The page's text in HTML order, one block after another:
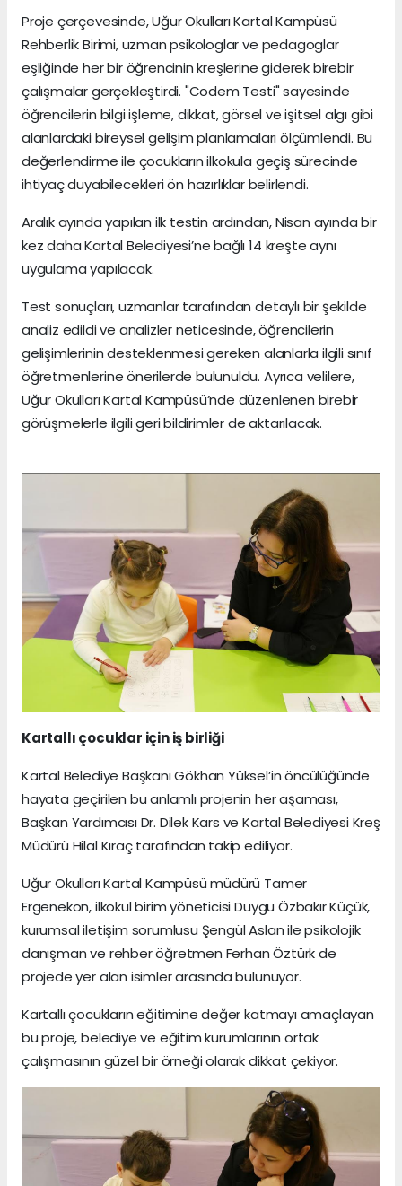
Proje çerçevesinde, Uğur Okulları Kartal Kampüsü
Rehberlik Birimi, uzman psikologlar ve pedagoglar
eşliğinde her bir öğrencinin kreşlerine giderek birebir
çalışmalar gerçekleştirdi. "Codem Testi" sayesinde
öğrencilerin bilgi işleme, dikkat, görsel ve işitsel algı gibi
alanlardaki bireysel gelişim planlamaları ölçümlendi. Bu
değerlendirme ile çocukların ilkokula geçiş sürecinde
ihtiyaç duyabilecekleri ön hazırlıklar belirlendi.
Aralık ayında yapılan ilk testin ardından, Nisan ayında bir
kez daha Kartal Belediyesi’ne bağlı 14 kreşte aynı
uygulama yapılacak.
Test sonuçları, uzmanlar tarafından detaylı bir şekilde
analiz edildi ve analizler neticesinde, öğrencilerin
gelişimlerinin desteklenmesi gereken alanlarla ilgili sınıf
öğretmenlerine önerilerde bulunuldu. Ayrıca velilere,
Uğur Okulları Kartal Kampüsü’nde düzenlenen birebir
görüşmelerle ilgili geri bildirimler de aktarılacak.
Kartallı çocuklar için iş birliği
Kartal Belediye Başkanı Gökhan Yüksel’in öncülüğünde
hayata geçirilen bu anlamlı projenin her aşaması,
Başkan Yardımcısı Dr. Dilek Kars ve Kartal Belediyesi Kreş
Müdürü Hilal Kıraç tarafından takip ediliyor.
Uğur Okulları Kartal Kampüsü müdürü Tamer
Ergenekon, ilkokul birim yöneticisi Duygu Özbakır Küçük,
kurumsal iletişim sorumlusu Şengül Aslan ile psikolojik
danışman ve rehber öğretmen Ferhan Öztürk de
projede yer alan isimler arasında bulunuyor.
Kartallı çocukların eğitimine değer katmayı amaçlayan
bu proje, belediye ve eğitim kurumlarının ortak
çalışmasının güzel bir örneği olarak dikkat çekiyor.